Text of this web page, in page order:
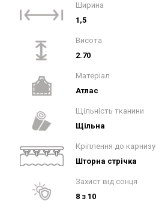
Ширина
1,5
Висота
2.70
Матеріал
Атлас
Щільність тканини
Щільна
Кріплення до карнизу
Шторна стрічка
Захист від сонця
8 з 10